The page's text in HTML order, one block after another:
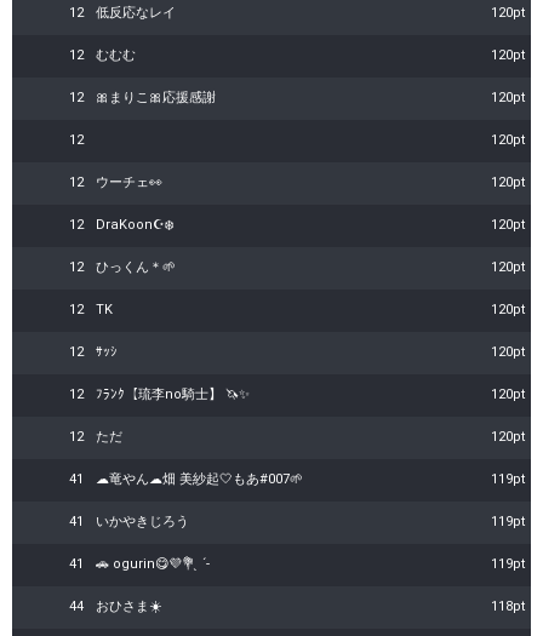
12 低反応なレイ 120pt
12 むむむ 120pt
12 🎀まりこ🎀応援感謝 120pt
12 120pt
12 ウーチェ👀 120pt
12 DraKoon☪️❄️ 120pt
12 ひっくん＊🌱 120pt
12 TK 120pt
12 ｻｯｼ 120pt
12 ﾌﾗﾝｸ【琉李no騎士】 🦄✨ 120pt
12 ただ 120pt
41 ☁竜やん☁畑 美紗起🤍もあ#007🌱 119pt
41 いかやきじろう 119pt
41 🚗 ogurin😋💜‪💐 ̖ ´-‬ 119pt
44 おひさま☀️ 118pt